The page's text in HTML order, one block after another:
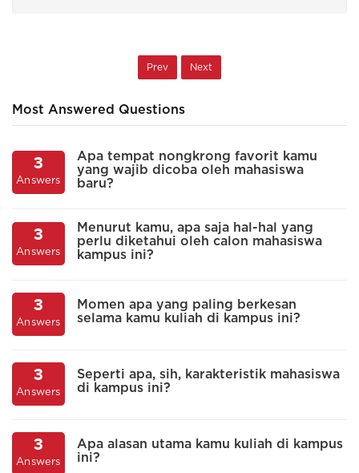
Prev Next
Most Answered Questions
3
Answers
Apa tempat nongkrong favorit kamu
yang wajib dicoba oleh mahasiswa
baru?
3
Answers
Menurut kamu, apa saja hal-hal yang
perlu diketahui oleh calon mahasiswa
kampus ini?
3
Answers
Momen apa yang paling berkesan
selama kamu kuliah di kampus ini?
3
Answers
Seperti apa, sih, karakteristik mahasiswa
di kampus ini?
3
Answers
Apa alasan utama kamu kuliah di kampus
ini?